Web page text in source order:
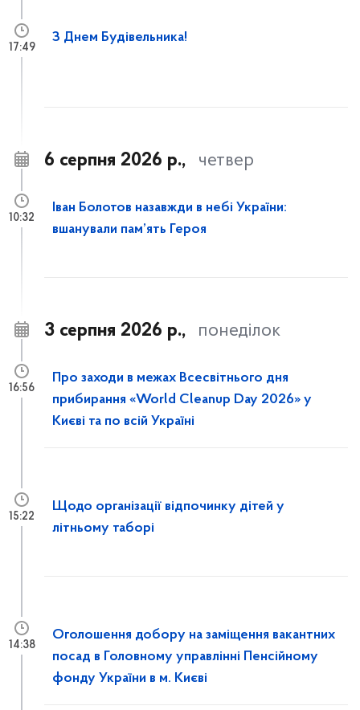
З Днем Будівельника!
17:49
6 серпня 2026 р., четвер
Іван Болотов назавжди в небі України:
вшанували пам’ять Героя
10:32
3 серпня 2026 р., понеділок
Про заходи в межах Всесвітнього дня
прибирання «World Cleanup Day 2026» у
Києві та по всій Україні
16:56
Щодо організації відпочинку дітей у
літньому таборі
15:22
Оголошення добору на заміщення вакантних
посад в Головному управлінні Пенсійному
фонду України в м. Києві
14:38